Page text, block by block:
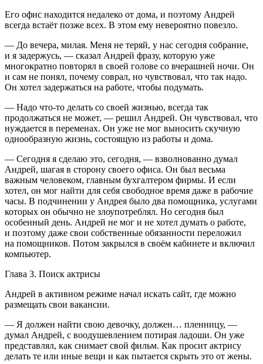
Его офис находится недалеко от дома, и поэтому Андрей
всегда встаёт позже всех. В этом ему невероятно повезло.
— До вечера, милая. Меня не теряй, у нас сегодня собрание,
и я задержусь, — сказал Андрей фразу, которую уже
многократно повторял в своей голове со вчерашней ночи. Он
и сам не понял, почему соврал, но чувствовал, что так надо.
Он хотел задержаться на работе, чтобы подумать.
— Надо что-то делать со своей жизнью, всегда так
продолжаться не может, — решил Андрей. Он чувствовал, что
нуждается в переменах. Он уже не мог выносить скучную
однообразную жизнь, состоящую из работы и дома.
— Сегодня я сделаю это, сегодня, — взволнованно думал
Андрей, шагая в сторону своего офиса. Он был весьма
важным человеком, главным бухгалтером фирмы. И если
хотел, он мог найти для себя свободное время даже в рабочие
часы. В подчинении у Андрея было два помощника, услугами
которых он обычно не злоупотреблял. Но сегодня был
особенный день. Андрей не мог и не хотел думать о работе,
и поэтому даже свои собственные обязанности переложил
на помощников. Потом закрылся в своём кабинете и включил
компьютер.
Глава 3. Поиск актрисы
Андрей в активном режиме начал искать сайт, где можно
размещать свои вакансии.
— Я должен найти свою девочку, должен… пленницу, —
думал Андрей, с воодушевлением потирая ладоши. Он уже
представлял, как снимает свой фильм. Как просит актрису
делать те или иные вещи и как пытается скрыть это от жены.